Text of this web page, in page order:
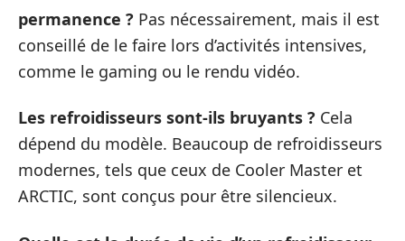
permanence ? Pas nécessairement, mais il est
conseillé de le faire lors d’activités intensives,
comme le gaming ou le rendu vidéo.
Les refroidisseurs sont-ils bruyants ? Cela
dépend du modèle. Beaucoup de refroidisseurs
modernes, tels que ceux de Cooler Master et
ARCTIC, sont conçus pour être silencieux.